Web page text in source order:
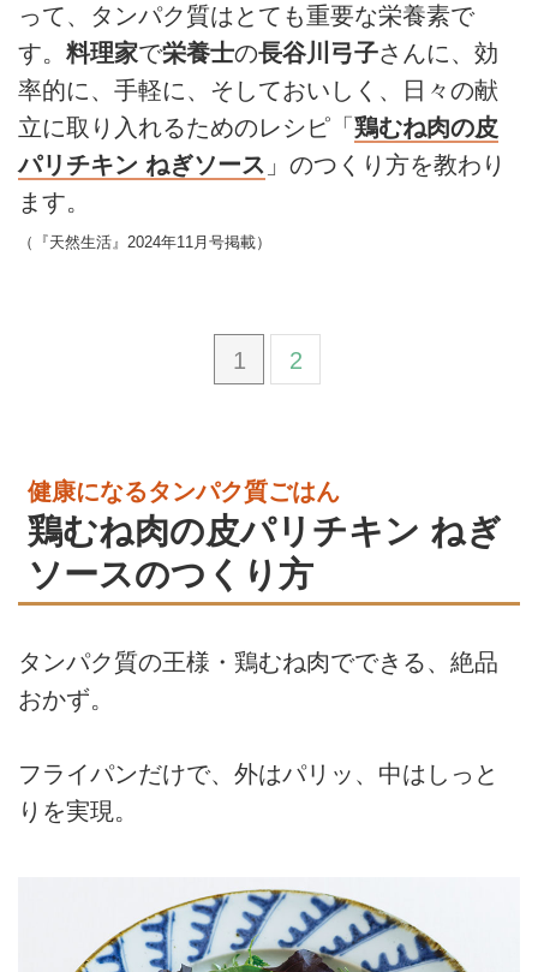
って、タンパク質はとても重要な栄養素で
す。 料理家で栄養士の長谷川弓子さんに、効
率的に、手軽に、そしておいしく、日々の献
立に取り入れるためのレシピ「 鶏むね肉の皮
パリチキン ねぎソース 」のつくり方を教わり
ます。
（『天然生活』2024年11月号掲載）
1 2
健康になるタンパク質ごはん
鶏むね肉の皮パリチキン ねぎ
ソースのつくり方
タンパク質の王様・鶏むね肉でできる、絶品
おかず。
フライパンだけで、外はパリッ、中はしっと
りを実現。